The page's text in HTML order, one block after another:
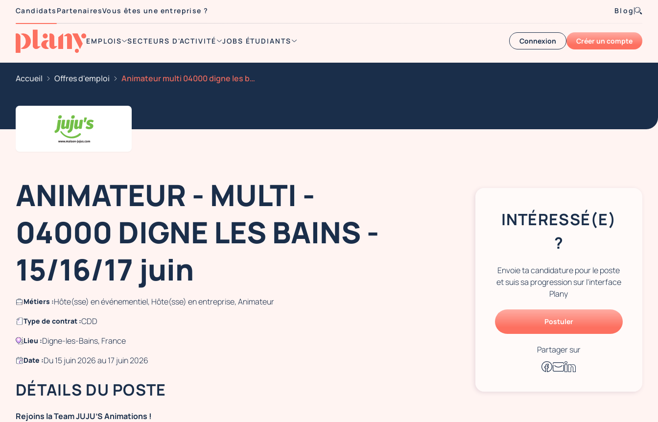
Candidats PartenairesVous êtes une entreprise ? Blog
EMPLOIS SECTEURS D'ACTIVITÉ JOBS ÉTUDIANTS Connexion Créer un compte
Accueil Offres d'emploi Animateur multi 04000 digne les bains 15 16 17 juin
ANIMATEUR - MULTI -
04000 DIGNE LES BAINS -
15/16/17 juin
Métiers :Hôte(sse) en événementiel, Hôte(sse) en entreprise, Animateur
Type de contrat :CDD
Lieu :Digne-les-Bains, France
Date :Du 15 juin 2026 au 17 juin 2026
DÉTAILS DU POSTE
Rejoins la Team JUJU’S Animations !
INTÉRESSÉ(E)
?
Envoie ta candidature pour le poste
et suis sa progression sur l'interface
Plany
Postuler
Partager sur